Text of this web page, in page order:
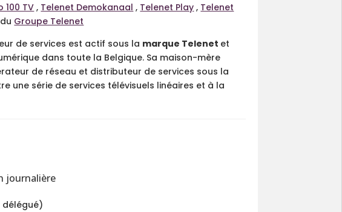
100 TV, Telenet Demokanaal , Telenet Play , Telenet
Groupe Telenet
de services est actif sous la marque Telenet et
dans toute la Belgique. Sa maison-mère
de réseau et distributeur de services sous la
une série de services télévisuels linéaires et à la
journalière
délégué)